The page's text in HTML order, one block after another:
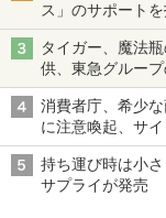
ス」のサポート
タイガー、魔法
供、東急グルー
ル TIVIP」
消費者庁、希少
に注意喚起、サ
持ち運び時は小
サプライが発売